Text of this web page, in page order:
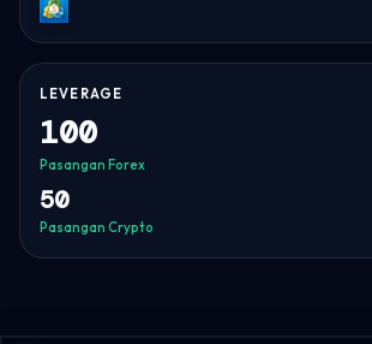
MT5
LEVERAGE
100
Pasangan Forex
50
Pasangan Crypto